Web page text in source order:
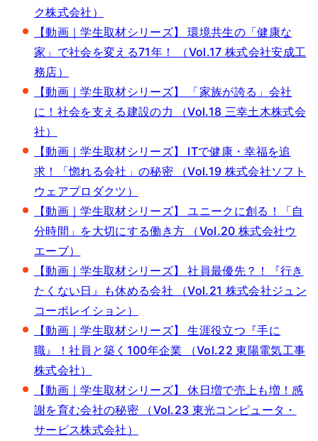
ク株式会社）
【動画｜学生取材シリーズ】 環境共生の「健康な
家」で社会を変える71年！ （Vol.17 株式会社安成工
務店）
【動画｜学生取材シリーズ】 「家族が誇る」会社
に！社会を支える建設の力 （Vol.18 三幸土木株式会
社）
【動画｜学生取材シリーズ】 ITで健康・幸福を追
求！「惚れる会社」の秘密 （Vol.19 株式会社ソフト
ウェアプロダクツ）
【動画｜学生取材シリーズ】 ユニークに創る！「自
分時間」を大切にする働き方 （Vol.20 株式会社ウ
エーブ）
【動画｜学生取材シリーズ】 社員最優先？！『行き
たくない日』も休める会社 （Vol.21 株式会社ジュン
コーポレイション）
【動画｜学生取材シリーズ】 生涯役立つ『手に
職』！社員と築く100年企業 （Vol.22 東陽電気工事
株式会社）
【動画｜学生取材シリーズ】 休日増で売上も増！感
謝を育む会社の秘密 （Vol.23 東光コンピュータ・
サービス株式会社）